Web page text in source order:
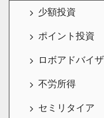
少額投資
ポイント投資
ロボアドバイ
不労所得
セミリタイア